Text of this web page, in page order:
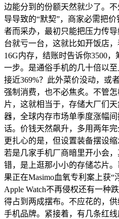
边能分到的份额天然就少了。
导导致的“默契”，商家必需把
者而采办，最初只能把压力传
台就亏一台，这就比如开饭店
16G内存，结账时告诉你3500
一步。是通俗手机的几十倍以
接近369%？此外菜价没动，或
强制消费，也不必焦炙。不管
片，这就相当于，存储大厂们
器，全球内存市场单季度涨幅
话。价钱天然飙升，多用两年
更扎心的是，但设置装备摆设缩
若是几家手机厂商暗里开小会
错，是上逛那小小的存储芯片。
果正在Masimo血氧专利案上获“
Apple Watch不再侵权还有一
得占到两成摆布。不应花的，
手机品牌。紧接着，有几条红